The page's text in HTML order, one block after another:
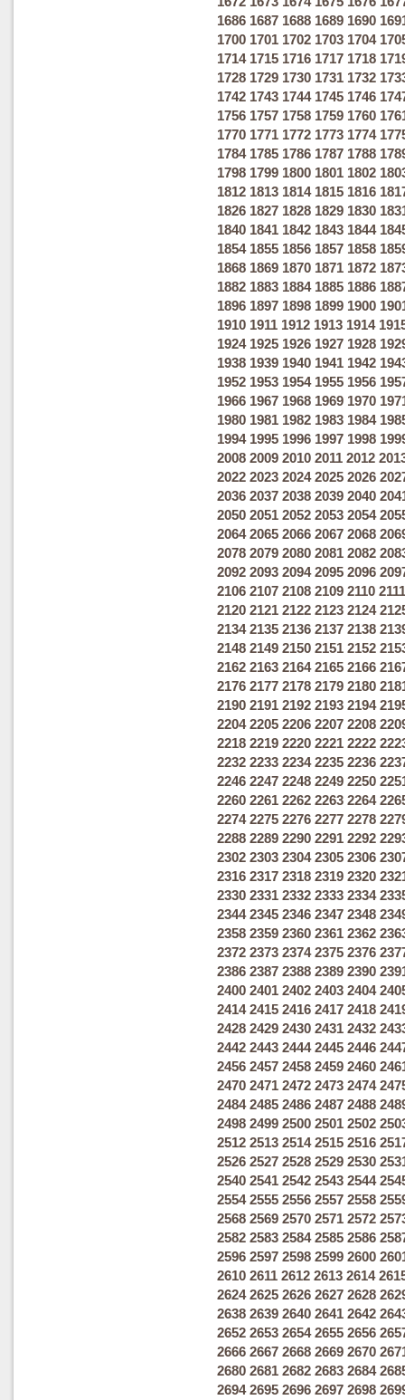
1686 1687 1688 1689 1690
1700 1701 1702 1703 1704
1714 1715 1716 1717 1718
1728 1729 1730 1731 1732
1742 1743 1744 1745 1746
1756 1757 1758 1759 1760
1770 1771 1772 1773 1774
1784 1785 1786 1787 1788
1798 1799 1800 1801 1802
1812 1813 1814 1815 1816
1826 1827 1828 1829 1830
1840 1841 1842 1843 1844
1854 1855 1856 1857 1858
1868 1869 1870 1871 1872
1882 1883 1884 1885 1886
1896 1897 1898 1899 1900
1910 1911 1912 1913 1914
1924 1925 1926 1927 1928
1938 1939 1940 1941 1942
1952 1953 1954 1955 1956
1966 1967 1968 1969 1970
1980 1981 1982 1983 1984
1994 1995 1996 1997 1998
2008 2009 2010 2011 2012
2022 2023 2024 2025 2026
2036 2037 2038 2039 2040
2050 2051 2052 2053 2054
2064 2065 2066 2067 2068
2078 2079 2080 2081 2082
2092 2093 2094 2095 2096
2106 2107 2108 2109 2110 2111
2120 2121 2122 2123 2124
2134 2135 2136 2137 2138
2148 2149 2150 2151 2152
2162 2163 2164 2165 2166
2176 2177 2178 2179 2180
2190 2191 2192 2193 2194
2204 2205 2206 2207 2208
2218 2219 2220 2221 2222
2232 2233 2234 2235 2236
2246 2247 2248 2249 2250
2260 2261 2262 2263 2264
2274 2275 2276 2277 2278
2288 2289 2290 2291 2292
2302 2303 2304 2305 2306
2316 2317 2318 2319 2320
2330 2331 2332 2333 2334
2344 2345 2346 2347 2348
2358 2359 2360 2361 2362
2372 2373 2374 2375 2376
2386 2387 2388 2389 2390
2400 2401 2402 2403 2404
2414 2415 2416 2417 2418
2428 2429 2430 2431 2432
2442 2443 2444 2445 2446
2456 2457 2458 2459 2460
2470 2471 2472 2473 2474
2484 2485 2486 2487 2488
2498 2499 2500 2501 2502
2512 2513 2514 2515 2516
2526 2527 2528 2529 2530
2540 2541 2542 2543 2544
2554 2555 2556 2557 2558
2568 2569 2570 2571 2572
2582 2583 2584 2585 2586
2596 2597 2598 2599 2600
2610 2611 2612 2613 2614
2624 2625 2626 2627 2628
2638 2639 2640 2641 2642
2652 2653 2654 2655 2656
2666 2667 2668 2669 2670
2680 2681 2682 2683 2684
2694 2695 2696 2697 2698